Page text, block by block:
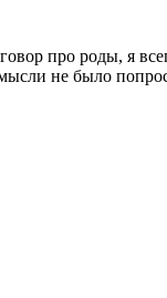
про роды, я
не было